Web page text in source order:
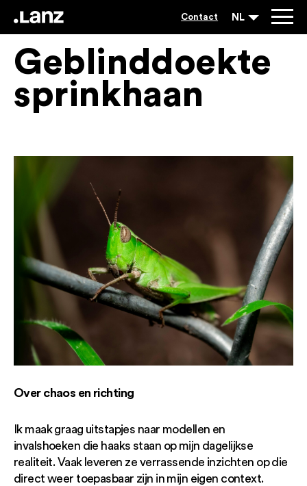
Contact NL
Geblinddoekte
sprinkhaan
Over chaos en richting
Ik maak graag uitstapjes naar modellen en
invalshoeken die haaks staan op mijn dagelijkse
realiteit. Vaak leveren ze verrassende inzichten op die
direct weer toepasbaar zijn in mijn eigen context.